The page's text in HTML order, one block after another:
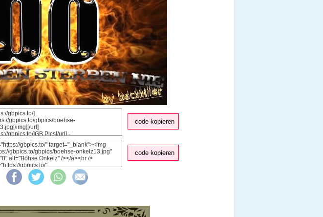
code kopieren
code kopieren